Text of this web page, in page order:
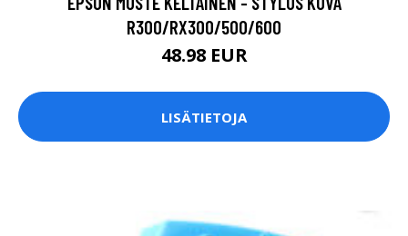
R300/RX300/500/600
48.98 EUR
LISÄTIETOJA